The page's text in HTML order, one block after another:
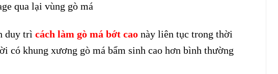
qua lại vùng gò má
duy trì cách làm gò má bớt cao này liên tục trong thời
có khung xương gò má bẩm sinh cao hơn bình thường